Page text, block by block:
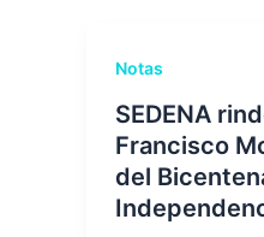
Notas
SEDENA
Francisco
del